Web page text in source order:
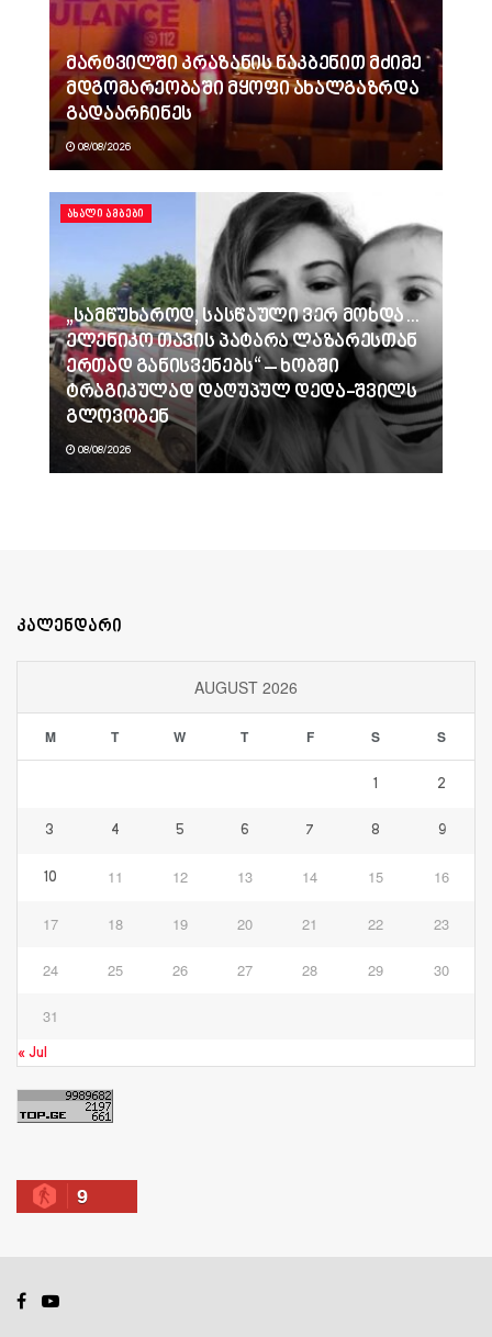
მარტვილში კრაზანის ნაკბენით მძიმე
მდგომარეობაში მყოფი ახალგაზრდა
გადაარჩინეს
08/08/2026
ᲐᲮᲐᲚᲘ ᲐᲛᲑᲔᲑᲘ
„სამწუხაროდ, სასწაული ვერ მოხდა…
ელენიკო თავის პატარა ლაზარესთან
ერთად განისვენებს“ – ხობში
ტრაგიკულად დაღუპულ დედა-შვილს
გლოვობენ
08/08/2026
კალენდარი
AUGUST 2026
M T W T F S S
1 2
3 4 5 6 7 8 9
10 11 12 13 14 15 16
17 18 19 20 21 22 23
24 25 26 27 28 29 30
31
« Jul
9